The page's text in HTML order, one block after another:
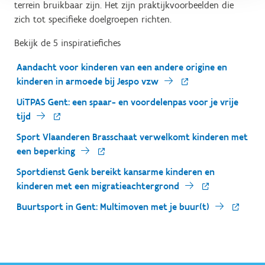
terrein bruikbaar zijn. Het zijn praktijkvoorbeelden die
zich tot specifieke doelgroepen richten.
Bekijk de 5 inspiratiefiches
Aandacht voor kinderen van een andere origine en
kinderen in armoede bij Jespo vzw
UiTPAS Gent: een spaar- en voordelenpas voor je vrije
tijd
Sport Vlaanderen Brasschaat verwelkomt kinderen met
een beperking
Sportdienst Genk bereikt kansarme kinderen en
kinderen met een migratieachtergrond
Buurtsport in Gent: Multimoven met je buur(t)